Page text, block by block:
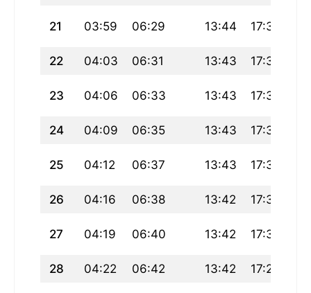
21 03:59 06:29 13:44 17:39
22 04:03 06:31 13:43 17:38
23 04:06 06:33 13:43 17:36
24 04:09 06:35 13:43 17:35
25 04:12 06:37 13:43 17:34
26 04:16 06:38 13:42 17:32
27 04:19 06:40 13:42 17:31
28 04:22 06:42 13:42 17:29